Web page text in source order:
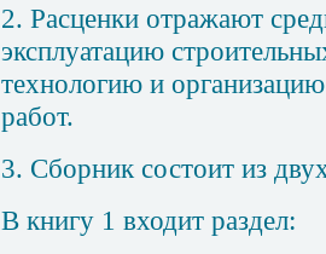
2. Расценки отражают
эксплуатацию
технологию и
работ.
3. Сборник состоит из
В книгу 1 входит раздел: